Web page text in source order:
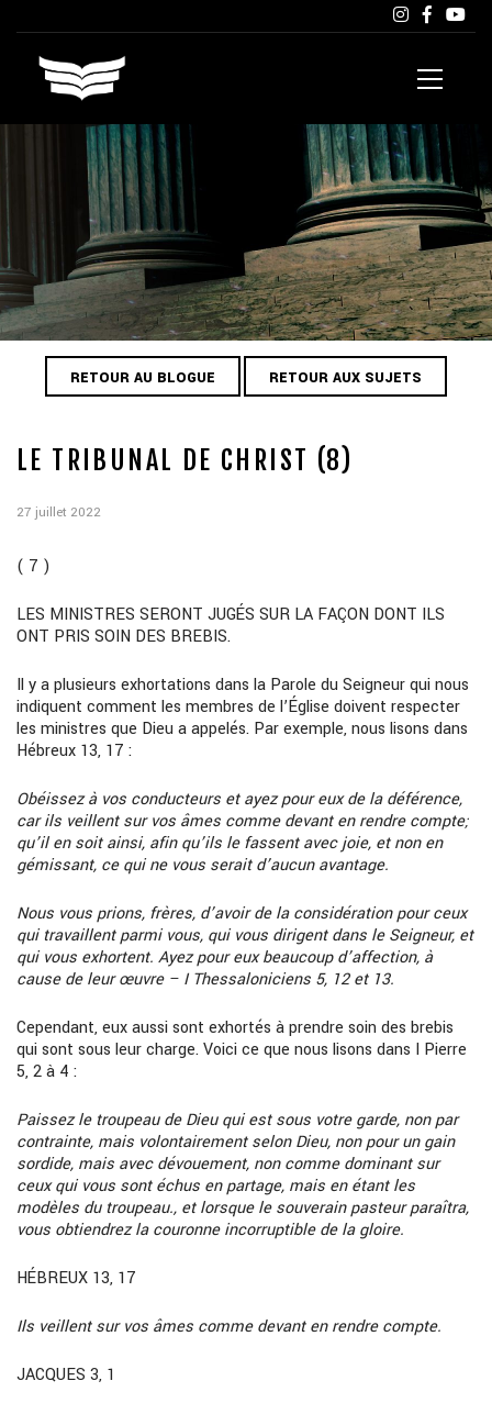
RETOUR AU BLOGUE RETOUR AUX SUJETS
LE TRIBUNAL DE CHRIST (8)
27 juillet 2022
( 7 )
LES MINISTRES SERONT JUGÉS SUR LA FAÇON DONT ILS
ONT PRIS SOIN DES BREBIS.
Il y a plusieurs exhortations dans la Parole du Seigneur qui nous
indiquent comment les membres de l’Église doivent respecter
les ministres que Dieu a appelés. Par exemple, nous lisons dans
Hébreux 13, 17 :
Obéissez à vos conducteurs et ayez pour eux de la déférence,
car ils veillent sur vos âmes comme devant en rendre compte;
qu’il en soit ainsi, afin qu’ils le fassent avec joie, et non en
gémissant, ce qui ne vous serait d’aucun avantage.
Nous vous prions, frères, d’avoir de la considération pour ceux
qui travaillent parmi vous, qui vous dirigent dans le Seigneur, et
qui vous exhortent. Ayez pour eux beaucoup d’affection, à
cause de leur œuvre – I Thessaloniciens 5, 12 et 13.
Cependant, eux aussi sont exhortés à prendre soin des brebis
qui sont sous leur charge. Voici ce que nous lisons dans I Pierre
5, 2 à 4 :
Paissez le troupeau de Dieu qui est sous votre garde, non par
contrainte, mais volontairement selon Dieu, non pour un gain
sordide, mais avec dévouement, non comme dominant sur
ceux qui vous sont échus en partage, mais en étant les
modèles du troupeau., et lorsque le souverain pasteur paraîtra,
vous obtiendrez la couronne incorruptible de la gloire.
HÉBREUX 13, 17
Ils veillent sur vos âmes comme devant en rendre compte.
JACQUES 3, 1